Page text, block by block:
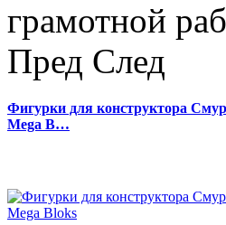
грамотной
Пред След
Фигурки для конструктора
Mega B…